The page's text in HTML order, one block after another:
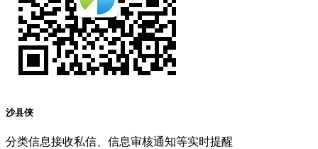
沙县侠
分类信息接收私信、信息审核通知等实时提醒